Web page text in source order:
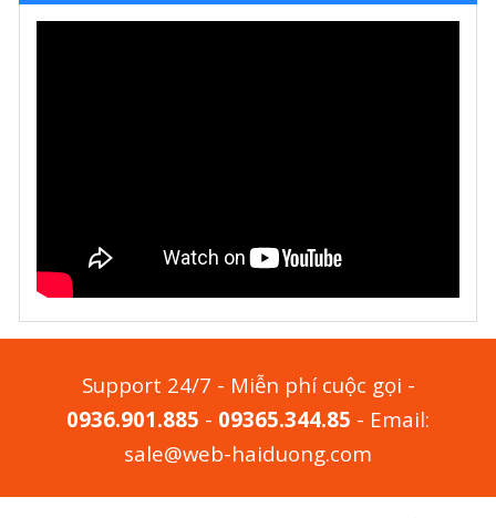
Support 24/7 - Miễn phí cuộc gọi -
0936.901.885 - 09365.344.85 - Email:
sale@web-haiduong.com